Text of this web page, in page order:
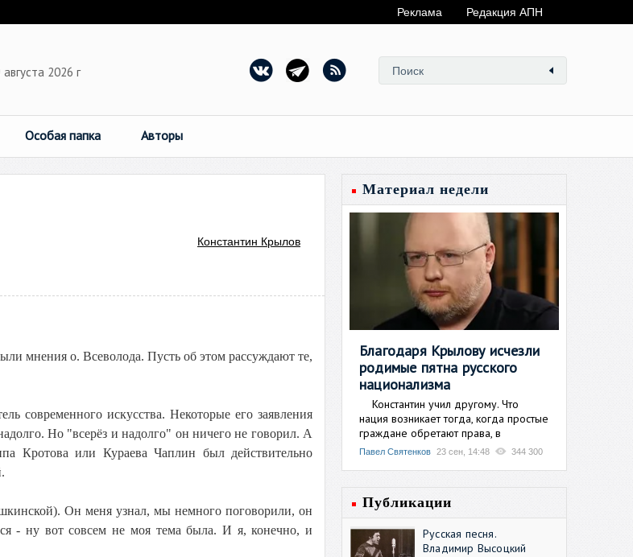
Реклама Редакция АПН
2026 г
Особая папка Авторы
Константин Крылов
мнения о. Всеволода. Пусть об этом рассуждают те,
современного искусства. Некоторые его заявления
Но "всерёз и надолго" он ничего не говорил. А
Кротова или Кураева Чаплин был действительно
Он меня узнал, мы немного поговорили, он
- ну вот совсем не моя тема была. И я, конечно, и
Материал недели
Благодаря Крылову исчезли
родимые пятна русского
национализма
Константин учил другому. Что
нация возникает тогда, когда простые
граждане обретают права, в
Павел Святенков 23 сен, 14:48 344 300
Публикации
Русская песня.
Владимир Высоцкий